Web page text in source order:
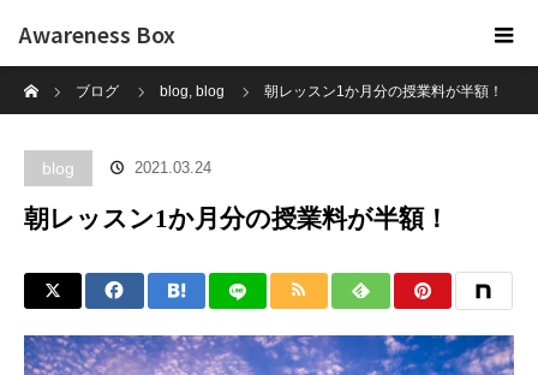
Awareness Box
ブログ
blog, blog 朝レッスン1か月分の授業料が半額！
blog 2021.03.24
朝レッスン1か月分の授業料が半額！